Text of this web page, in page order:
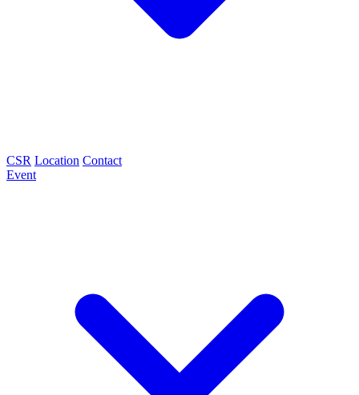
CSR Location Contact
Event